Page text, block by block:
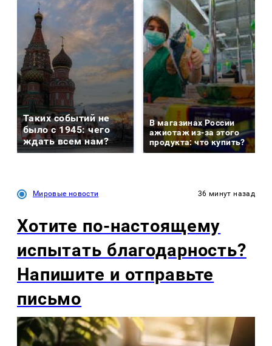
Таких событий не
было с 1945: чего
ждать всем нам?
В магазинах России
ажиотаж из-за этого
продукта: что купить?
Мировые новости 36 минут назад
Хотите по-настоящему
испытать благодарность?
Напишите и отправьте
письмо